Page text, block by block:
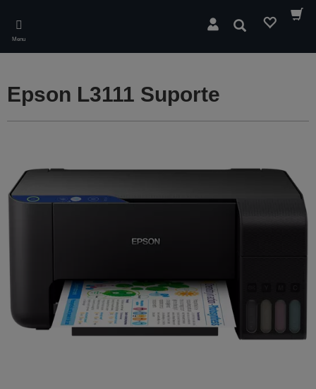
main
content
Menu
Pesquisar
Epson L3111 Suporte